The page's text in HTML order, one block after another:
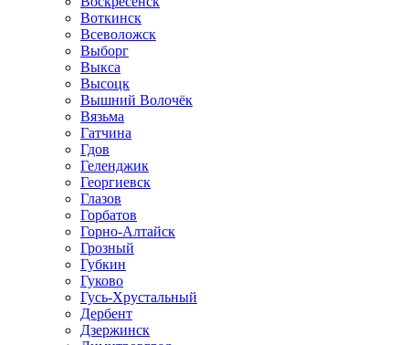
Воткинск
Всеволожск
Выборг
Выкса
Высоцк
Вышний Волочёк
Вязьма
Гатчина
Гдов
Геленджик
Георгиевск
Глазов
Горбатов
Горно-Алтайск
Грозный
Губкин
Гуково
Гусь-Хрустальный
Дербент
Дзержинск